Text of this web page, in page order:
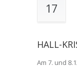
17
HALL-
Am 7. und